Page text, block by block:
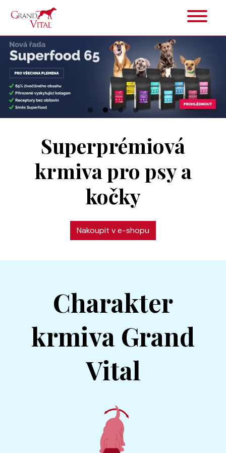
Superprémiová
krmiva pro psy a
kočky
Nakoupit v e-shopu
Charakter
krmiva Grand
Vital